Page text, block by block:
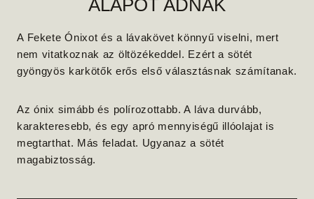
ALAPOT ADNAK
A Fekete Ónixot és a lávakövet könnyű viselni, mert
nem vitatkoznak az öltözékeddel. Ezért a sötét
gyöngyös karkötők erős első választásnak számítanak.
Az ónix simább és polírozottabb. A láva durvább,
karakteresebb, és egy apró mennyiségű illóolajat is
megtarthat. Más feladat. Ugyanaz a sötét
magabiztosság.